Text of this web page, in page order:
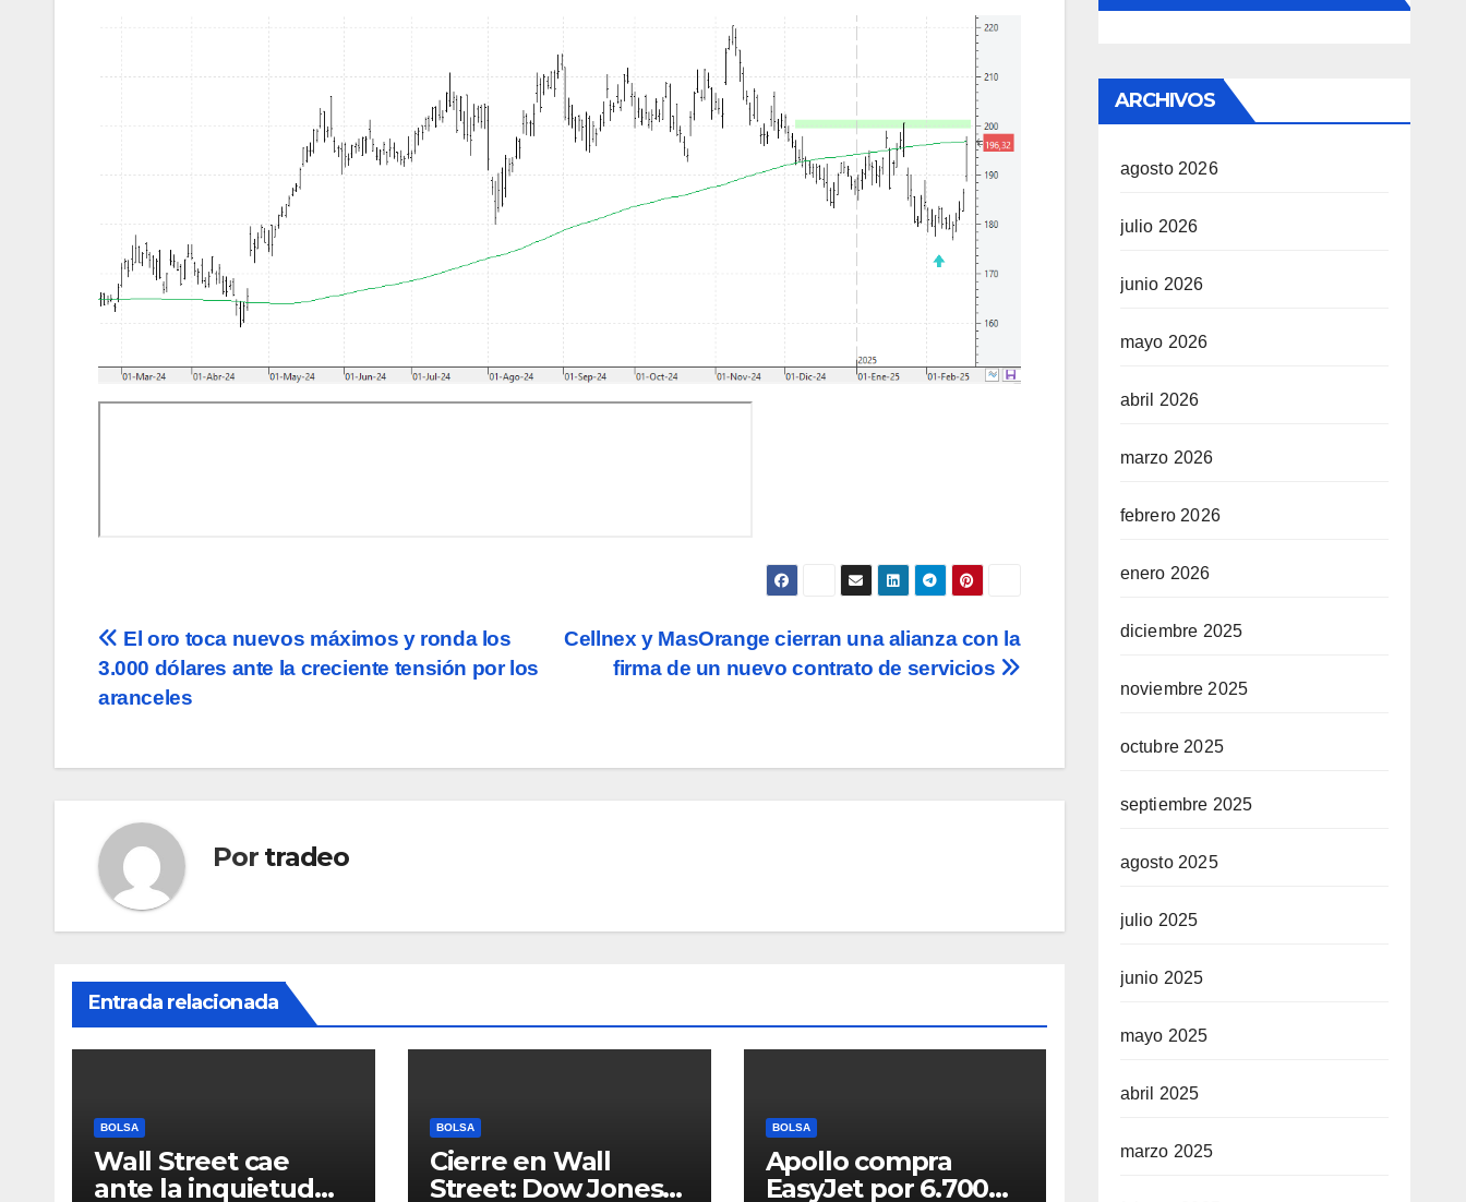
Navegación
de
Cellnex y MasOrange cierran una alianza con la
firma de un nuevo contrato de servicios
El oro toca nuevos máximos y ronda los
3.000 dólares ante la creciente tensión por los
aranceles
Por tradeo
Entrada relacionada
BOLSA
Wall Street cae
ante la inquietud
BOLSA
Cierre en Wall
Street: Dow Jones
BOLSA
Apollo compra
EasyJet por 6.700
ARCHIVOS
agosto 2026
julio 2026
junio 2026
mayo 2026
abril 2026
marzo 2026
febrero 2026
enero 2026
diciembre 2025
noviembre 2025
octubre 2025
septiembre 2025
agosto 2025
julio 2025
junio 2025
mayo 2025
abril 2025
marzo 2025